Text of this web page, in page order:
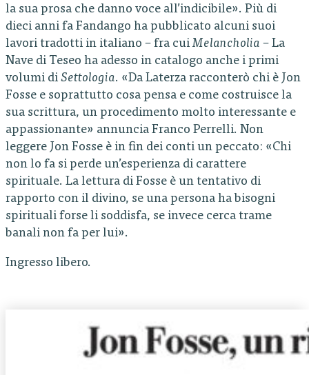
la sua prosa che danno voce all’indicibile». Più di
dieci anni fa Fandango ha pubblicato alcuni suoi
lavori tradotti in italiano – fra cui Melancholia – La
Nave di Teseo ha adesso in catalogo anche i primi
volumi di Settologia. «Da Laterza racconterò chi è Jon
Fosse e soprattutto cosa pensa e come costruisce la
sua scrittura, un procedimento molto interessante e
appassionante» annuncia Franco Perrelli. Non
leggere Jon Fosse è in fin dei conti un peccato: «Chi
non lo fa si perde un’esperienza di carattere
spirituale. La lettura di Fosse è un tentativo di
rapporto con il divino, se una persona ha bisogni
spirituali forse li soddisfa, se invece cerca trame
banali non fa per lui».
Ingresso libero.